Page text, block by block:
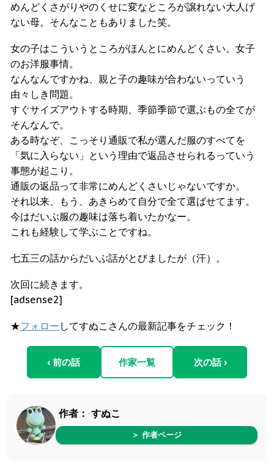
めんどくさがりやのくせに変なところが譲れない大人げ
ない母。そんなこともありました笑。
女の子はこういうところがほんとにめんどくさい。女子
のお洋服事情。
なんなんですかね、親と子の趣味が合わないっていう
由々しき問題。
すぐサイズアウトする時期、季節季節で選ぶもの全てが
そんなんで。
ある時なぞ、こっそり通販で私が選んだ服のすべてを
「気に入らない」という理由で返品させられるっていう
事態が起こり。
通販の返品って非常にめんどくさいじゃないですか。
それ以来、もう、あきらめて自分で全て選ばせてます。
今はだいぶ服の趣味は落ち着いたかなー。
これも経験して学ぶことですね。
七五三の話からだいぶ話がとびましたが（汗）。
次回に続きます。
[adsense2]
★フォロー してすぬこさんの最新記事をチェック！
‹ 前の話 作家一覧 次の話 ›
作者： すぬこ
＞ 作者ページ